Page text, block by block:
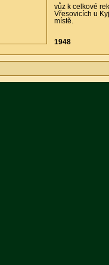
vůz k celkové
Vřesovicích u
místě.
1948